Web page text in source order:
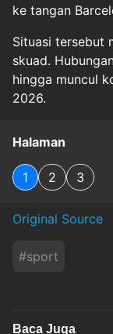
ke tangan
Situasi tersebut
skuad.
hingga muncul
2026.
Halaman
1 2 3
Original Source
#sport
Baca Juga